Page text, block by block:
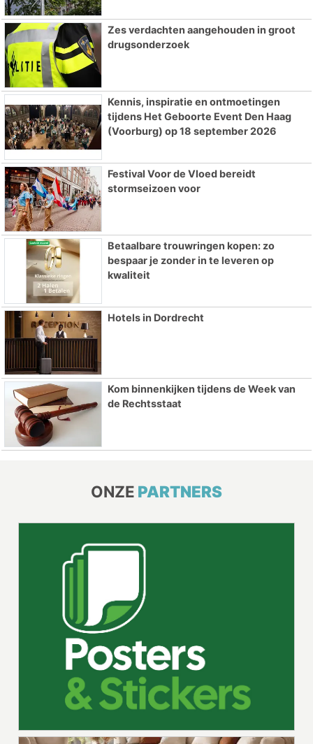
Zes verdachten aangehouden in groot
drugsonderzoek
Kennis, inspiratie en ontmoetingen
tijdens Het Geboorte Event Den Haag
(Voorburg) op 18 september 2026
Festival Voor de Vloed bereidt
stormseizoen voor
Betaalbare trouwringen kopen: zo
bespaar je zonder in te leveren op
kwaliteit
Hotels in Dordrecht
Kom binnenkijken tijdens de Week van
de Rechtsstaat
ONZE PARTNERS